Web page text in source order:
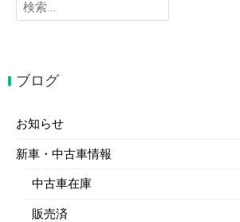
索:
ブログ
お知らせ
新車・中古車情報
中古車在庫
販売済